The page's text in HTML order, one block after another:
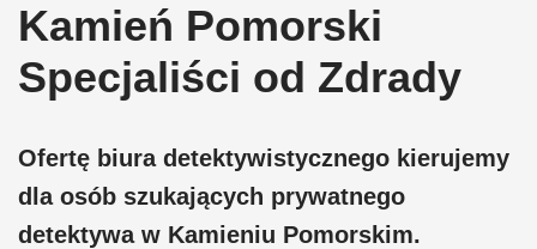
Kamień Pomorski
Specjaliści od Zdrady
Ofertę biura detektywistycznego kierujemy
dla osób szukających prywatnego
detektywa w Kamieniu Pomorskim.